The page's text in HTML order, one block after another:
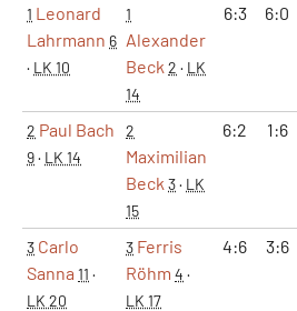
1 Leonard
Lahrmann 6
· LK 10
1
Alexander
Beck 2 · LK
14
6:3 6:0
2 Paul Bach
9· LK 14
2
Maximilian
Beck 3· LK
15
6:2 1:6
3 Carlo
Sanna 11 ·
LK 20
3 Ferris
Röhm 4 ·
LK 17
4:6 3:6